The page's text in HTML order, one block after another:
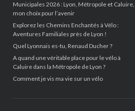
Municipales 2026 : Lyon, Métropole et Caluire,
mon choix pour l’avenir
Explorez les Chemins Enchantés à Vélo :
Aventures Familiales près de Lyon !
Quel Lyonnais es-tu, Renaud Ducher ?
A quand une véritable place pour le vélo à
Caluire dans la Métropole de Lyon ?
Comment je vis ma vie sur un vélo